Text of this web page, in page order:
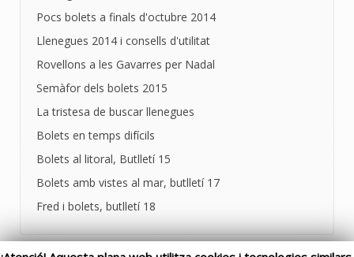
Pocs bolets a finals d'octubre 2014
Llenegues 2014 i consells d'utilitat
Rovellons a les Gavarres per Nadal
Semàfor dels bolets 2015
La tristesa de buscar llenegues
Bolets en temps difícils
Bolets al litoral, Butlletí 15
Bolets amb vistes al mar, butlletí 17
Fred i bolets, butlletí 18